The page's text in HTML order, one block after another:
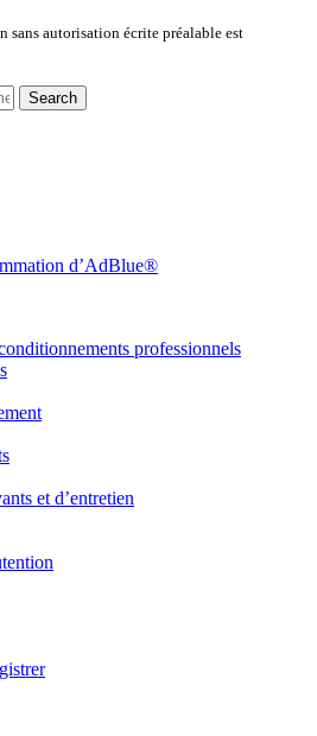
autorisation écrite préalable est
Search
d’AdBlue®
professionnels
et d’entretien